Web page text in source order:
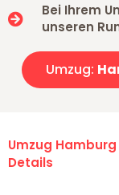
Bei Ihrem
unseren
Umzug:
Umzug
Details